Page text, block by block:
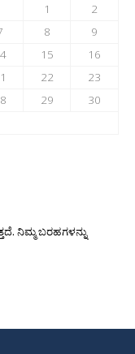
1
2
8
9
15
16
22
23
29
30
ನಿಮ್ಮ ಬರಹಗಳನ್ನು